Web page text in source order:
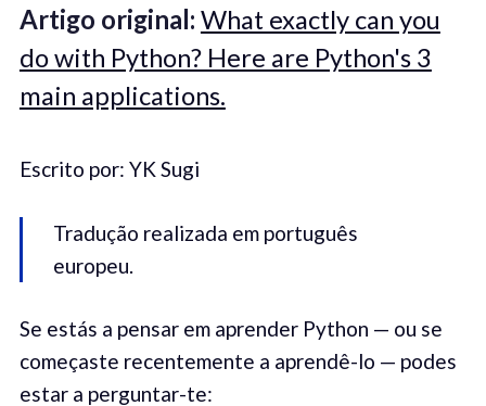
Artigo original: What exactly can you
do with Python? Here are Python's 3
main applications.
Escrito por: YK Sugi
Tradução realizada em português
europeu.
Se estás a pensar em aprender Python — ou se
começaste recentemente a aprendê-lo — podes
estar a perguntar-te: